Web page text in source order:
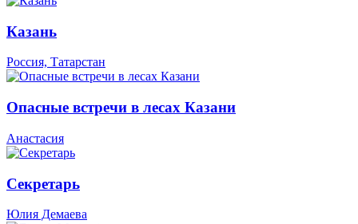
Казань
Россия, Татарстан
Опасные встречи в лесах Казани
Анастасия
Секретарь
Юлия Демаева